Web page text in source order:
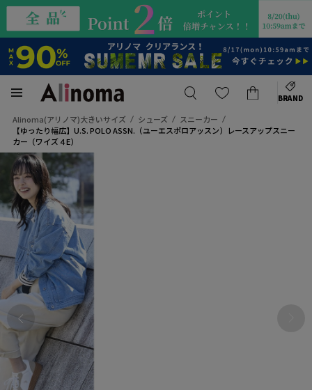
BRAND
Alinoma(アリノマ)大きいサイズ シューズ
スニーカー
【ゆったり幅広】U.S. POLO ASSN.（ユーエスポロアッスン）レースアップスニー
カー（ワイズ４E）